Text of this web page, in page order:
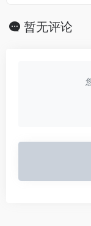
护产品，全面
专业的应对
I 智能识别”
保障用户业务
暂无评论